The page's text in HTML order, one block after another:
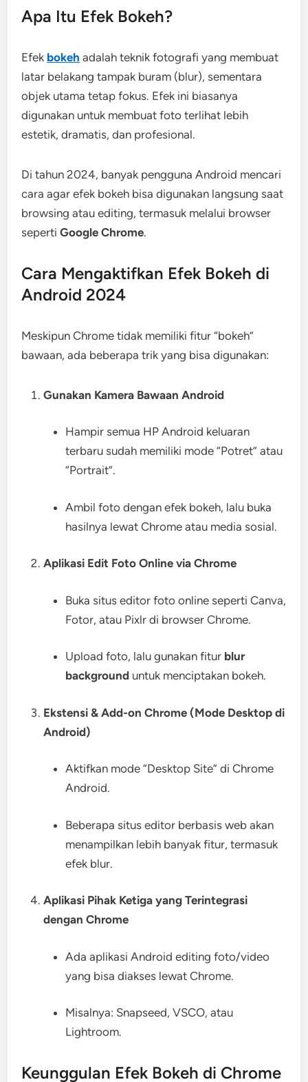
Apa Itu Efek Bokeh?
Efek bokeh adalah teknik fotografi yang membuat
latar belakang tampak buram (blur), sementara
objek utama tetap fokus. Efek ini biasanya
digunakan untuk membuat foto terlihat lebih
estetik, dramatis, dan profesional.
Di tahun 2024, banyak pengguna Android mencari
cara agar efek bokeh bisa digunakan langsung saat
browsing atau editing, termasuk melalui browser
sepertiGoogle Chrome.
Cara Mengaktifkan Efek Bokeh di
Android 2024
Meskipun Chrome tidak memiliki fitur “bokeh”
bawaan, ada beberapa trik yang bisa digunakan:
Gunakan Kamera Bawaan Android
Hampir semua HP Android keluaran
terbaru sudah memiliki mode “Potret” atau
“Portrait”.
Ambil foto dengan efek bokeh, lalu buka
hasilnya lewat Chrome atau media sosial.
Aplikasi Edit Foto Online via Chrome
Buka situs editor foto online seperti Canva,
Fotor, atau Pixlr di browser Chrome.
Upload foto, lalu gunakan fitur blur
background untuk menciptakan bokeh.
Ekstensi & Add-on Chrome (Mode Desktop di
Android)
Aktifkan mode “Desktop Site” di Chrome
Android.
Beberapa situs editor berbasis web akan
menampilkan lebih banyak fitur, termasuk
efek blur.
Aplikasi Pihak Ketiga yang Terintegrasi
dengan Chrome
Ada aplikasi Android editing foto/video
yang bisa diakses lewat Chrome.
Misalnya: Snapseed, VSCO, atau
Lightroom.
Keunggulan Efek Bokeh di Chrome